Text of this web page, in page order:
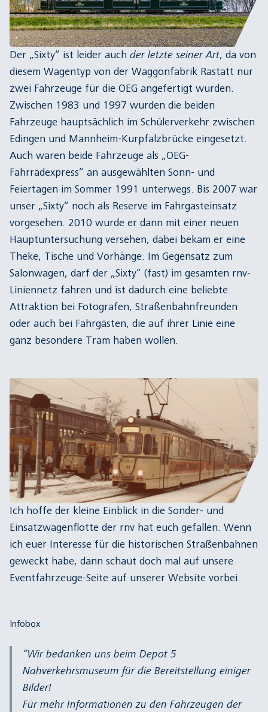
Der „Sixty“ ist leider auch der letzte seiner Art, da von
diesem Wagentyp von der Waggonfabrik Rastatt nur
zwei Fahrzeuge für die OEG angefertigt wurden.
Zwischen 1983 und 1997 wurden die beiden
Fahrzeuge hauptsächlich im Schülerverkehr zwischen
Edingen und Mannheim-Kurpfalzbrücke eingesetzt.
Auch waren beide Fahrzeuge als „OEG-
Fahrradexpress“ an ausgewählten Sonn- und
Feiertagen im Sommer 1991 unterwegs. Bis 2007 war
unser „Sixty“ noch als Reserve im Fahrgasteinsatz
vorgesehen. 2010 wurde er dann mit einer neuen
Hauptuntersuchung versehen, dabei bekam er eine
Theke, Tische und Vorhänge. Im Gegensatz zum
Salonwagen, darf der „Sixty“ (fast) im gesamten rnv-
Liniennetz fahren und ist dadurch eine beliebte
Attraktion bei Fotografen, Straßenbahnfreunden
oder auch bei Fahrgästen, die auf ihrer Linie eine
ganz besondere Tram haben wollen.
Ich hoffe der kleine Einblick in die Sonder- und
Einsatzwagenflotte der rnv hat euch gefallen. Wenn
ich euer Interesse für die historischen Straßenbahnen
geweckt habe, dann schaut doch mal auf unsere
Eventfahrzeuge-Seite auf unserer Website vorbei.
Infobox
Wir bedanken uns beim Depot 5
Nahverkehrsmuseum für die Bereitstellung einiger
Bilder!
Für mehr Informationen zu den Fahrzeugen der